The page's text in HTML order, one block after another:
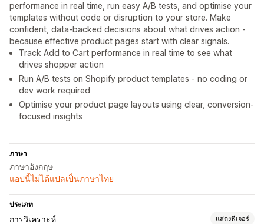
performance in real time, run easy A/B tests, and optimise your
templates without code or disruption to your store. Make
confident, data-backed decisions about what drives action -
because effective product pages start with clear signals.
Track Add to Cart performance in real time to see what
drives shopper action
Run A/B tests on Shopify product templates - no coding or
dev work required
Optimise your product page layouts using clear, conversion-
focused insights
ภาษา
ภาษาอังกฤษ
แอปนี้ไม่ได้แปลเป็นภาษาไทย
ประเภท
การวิเคราะห์ แสดงฟีเจอร์